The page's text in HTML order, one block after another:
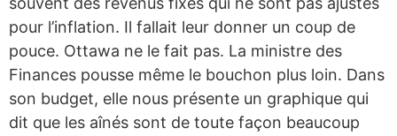
pour l’inflation. Il fallait leur donner un coup de
pouce. Ottawa ne le fait pas. La ministre des
Finances pousse même le bouchon plus loin. Dans
son budget, elle nous présente un graphique qui
dit que les aînés sont de toute façon beaucoup